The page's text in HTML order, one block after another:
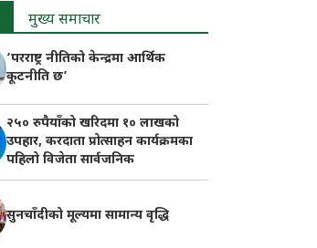
मुख्य समाचार
‘परराष्ट्र नीतिको केन्द्रमा आर्थिक
कूटनीति छ’
२५० रुपैयाँको खरिदमा १० लाखको
उपहार, करदाता प्रोत्साहन कार्यक्रमका
पहिलो विजेता सार्वजनिक
सुनचाँदीको मूल्यमा सामान्य वृद्धि